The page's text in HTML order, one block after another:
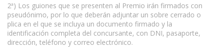
2ª) Los guiones que se presenten al Premio irán firmados con
pseudónimo, por lo que deberán adjuntar un sobre cerrado o
plica en el que se incluya un documento firmado y la
identificación completa del concursante, con DNI, pasaporte,
dirección, teléfono y correo electrónico.